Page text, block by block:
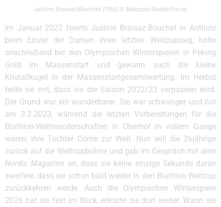
Justine Braisaz-Bouchet (FRA) © Manzoni/NordicFocus
Im Januar 2022 feierte Justine Braisaz-Bouchet in Antholz
beim Einzel der Damen ihren letzten Weltcupsieg, holte
anschließend bei den Olympischen Winterspielen in Peking
Gold im Massenstart und gewann auch die kleine
Kristallkugel in der Massenstartgesamtwertung. Im Herbst
teilte sie mit, dass sie die Saison 2022/23 verpassen wird.
Der Grund war ein wunderbarer. Sie war schwanger und hat
am 3.2.2023, während die letzten Vorbereitungen für die
Biathlon-Weltmeisterschaften in Oberhof in vollem Gange
waren, ihre Tochter Côme zur Welt. Nun will die 26jährige
zurück auf die Weltcupbühne und gab im Gespräch mit dem
Nordic Magazine an, dass sie keine einzige Sekunde daran
zweifele, dass sie schon bald wieder in den Biathlon Weltcup
zurückkehren werde. Auch die Olympischen Winterspiele
2026 hat sie fest im Blick, erklärte sie dort weiter. Wann sie